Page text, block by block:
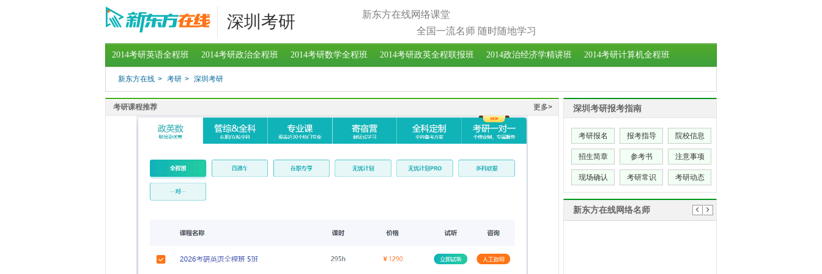
深圳考研
新东方在线网络课堂
全国一流名师 随时随地学习
2014考研英语全程班 2014考研政治全程班 2014考研数学全程班 2014考研政英全程联报班 2014政治经济学精讲班 2014考研计算机全程班
新东方在线 > 考研 > 深圳考研
考研课程推荐 更多> 深圳考研报考指南
考研报名 报考指导 院校信息
招生简章 参考书 注意事项
现场确认 考研常识 考研动态
新东方在线网络名师